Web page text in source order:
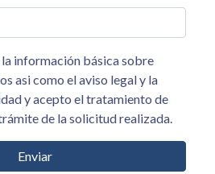
y la
de
de la solicitud realizada.
Enviar